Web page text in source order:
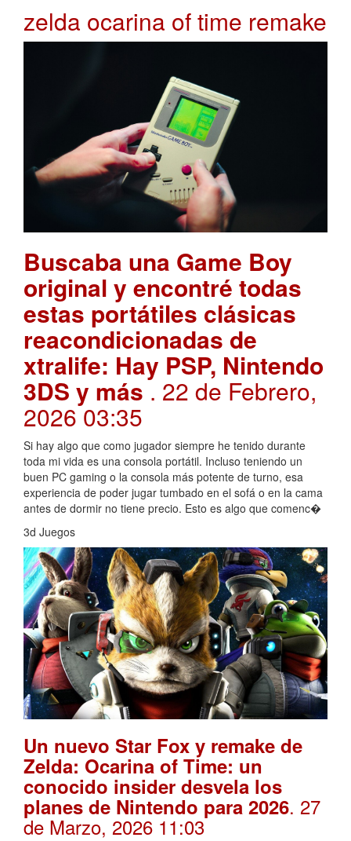
zelda ocarina of time remake
Buscaba una Game Boy
original y encontré todas
estas portátiles clásicas
reacondicionadas de
xtralife: Hay PSP, Nintendo
3DS y más. 22 de Febrero,
2026 03:35
Si hay algo que como jugador siempre he tenido durante
toda mi vida es una consola portátil. Incluso teniendo un
buen PC gaming o la consola más potente de turno, esa
experiencia de poder jugar tumbado en el sofá o en la cama
antes de dormir no tiene precio. Esto es algo que comenc�
3d Juegos
Un nuevo Star Fox y remake de
Zelda: Ocarina of Time: un
conocido insider desvela los
planes de Nintendo para 2026. 27
de Marzo, 2026 11:03